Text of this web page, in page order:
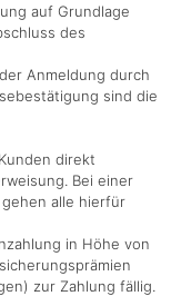
auf Grundlage
des
Anmeldung durch
sind die
direkt
Bei einer
alle hierfür
in Höhe von
zur Zahlung fällig.